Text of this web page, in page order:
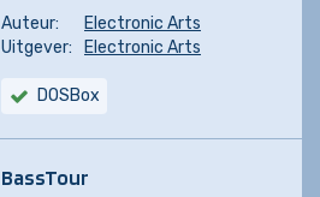
Auteur:
Electronic Arts
Uitgever:
Electronic Arts
DOSBox
BassTour